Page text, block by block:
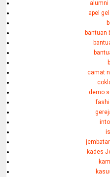
alumni
apel
bantuan
camat
demo
kades